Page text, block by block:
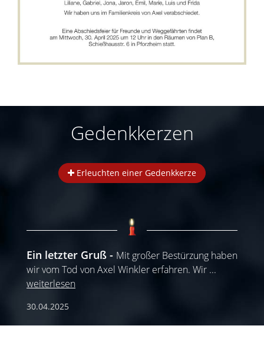
Gedenkkerzen
Erleuchten einer Gedenkkerze
Ein letzter Gruß
Mit großer Bestürzung haben
wir vom Tod von Axel Winkler erfahren. Wir ...
weiterlesen
30.04.2025